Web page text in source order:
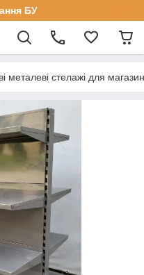
БУ
металеві стелажі для